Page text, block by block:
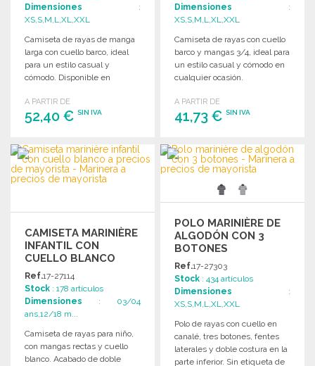
Dimensiones :
XS,S,M,L,XL,XXL
Camiseta de rayas de manga
larga con cuello barco, ideal
para un estilo casual y
cómodo. Disponible en
A PARTIR DE
52,40 € SIN IVA
PEDIR
Solicitar un presupuesto
Dimensiones :
XS,S,M,L,XL,XXL
Camiseta de rayas con cuello
barco y mangas 3/4, ideal para
un estilo casual y cómodo en
cualquier ocasión.
A PARTIR DE
41,73 €SIN IVA
PEDIR
Solicitar un presupuesto
CAMISETA MARINIÈRE
INFANTIL CON
CUELLO BLANCO
Ref.17-27114
Stock : 178 artículos
Dimensiones : 03/04
ans,12/18 m...
Camiseta de rayas para niño,
con mangas rectas y cuello
blanco. Acabado de doble
POLO MARINIÈRE DE
ALGODÓN CON 3
BOTONES
Ref.17-27303
Stock : 434 artículos
Dimensiones :
XS,S,M,L,XL,XXL
Polo de rayas con cuello en
canalé, tres botones, fentes
laterales y doble costura en la
parte inferior. Sin etiqueta de